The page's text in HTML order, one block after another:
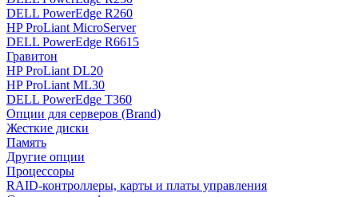
DELL PowerEdge R260
HP ProLiant MicroServer
DELL PowerEdge R6615
Гравитон
HP ProLiant DL20
HP ProLiant ML30
DELL PowerEdge T360
Опции для серверов (Brand)
Жесткие диски
Память
Другие опции
Процессоры
RAID-контроллеры, карты и платы управления